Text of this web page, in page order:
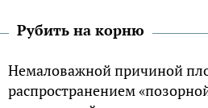
Рубить на корню
Немаловажной причиной
распространением